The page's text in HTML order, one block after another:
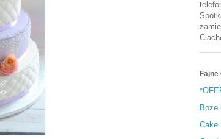
Boże
Cake